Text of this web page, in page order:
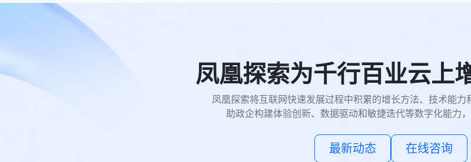
凤凰探索为千行百业云上
凤凰探索将互联网快速发展过程中积累的增长方法、技术能力
助政企构建体验创新、数据驱动和敏捷迭代等数字化能力
最新动态 在线咨询